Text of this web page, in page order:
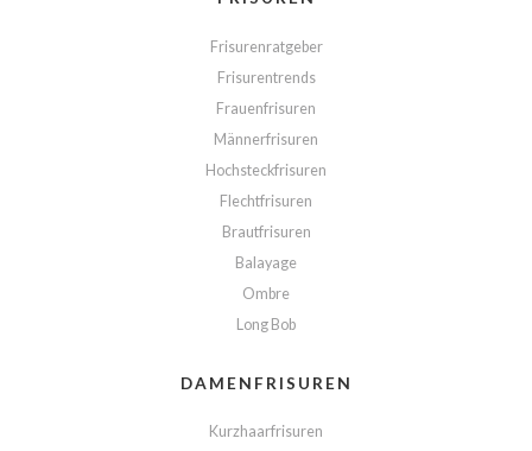
Frisurenratgeber
Frisurentrends
Frauenfrisuren
Männerfrisuren
Hochsteckfrisuren
Flechtfrisuren
Brautfrisuren
Balayage
Ombre
Long Bob
DAMENFRISUREN
Kurzhaarfrisuren